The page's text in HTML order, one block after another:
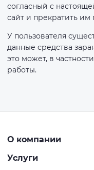
согласный с
сайт и прекратить им
У пользователя
данные средства
это может, в
работы.
О компании
Услуги